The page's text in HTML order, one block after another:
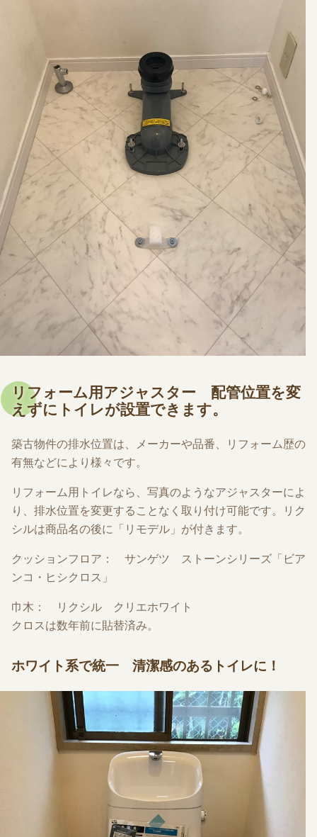
リフォーム用アジャスター 配管位置を変
えずにトイレが設置できます。
築古物件の排水位置は、メーカーや品番、リフォーム歴の
有無などにより様々です。
リフォーム用トイレなら、写真のようなアジャスターによ
り、排水位置を変更することなく取り付け可能です。リク
シルは商品名の後に「リモデル」が付きます。
クッションフロア： サンゲツ ストーンシリーズ「ビア
ンコ・ヒシクロス」
巾木： リクシル クリエホワイト
クロスは数年前に貼替済み。
ホワイト系で統一 清潔感のあるトイレに！